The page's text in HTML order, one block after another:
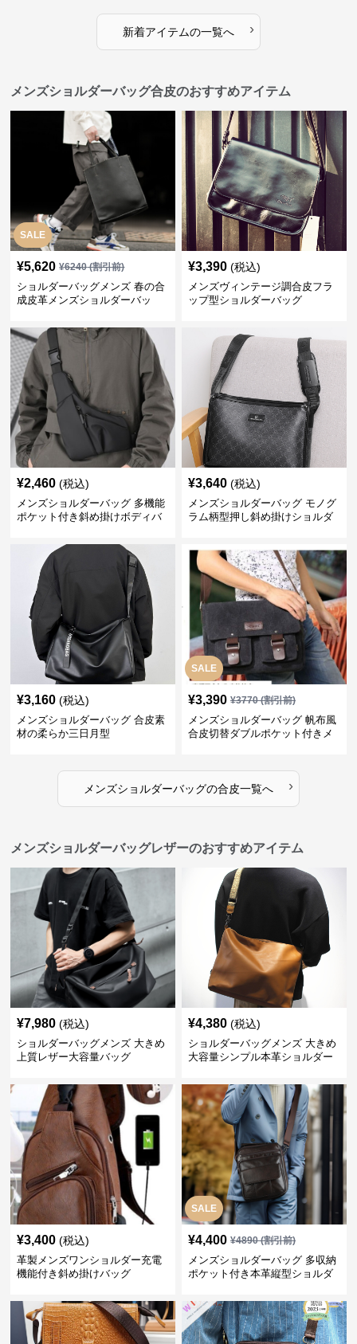
新着アイテムの一覧へ ›
メンズショルダーバッグ合皮のおすすめアイテム
SALE
¥5,620 ¥6240(割引前)
ショルダーバッグメンズ 春の合
成皮革メンズショルダーバッ
¥3,390 (税込)
メンズヴィンテージ調合皮フラ
ップ型ショルダーバッグ
¥2,460 (税込)
メンズショルダーバッグ 多機能
ポケット付き斜め掛けボディバ
¥3,640 (税込)
メンズショルダーバッグ モノグ
ラム柄型押し斜め掛けショルダ
¥3,160 (税込)
メンズショルダーバッグ 合皮素
材の柔らか三日月型
SALE
¥3,390 ¥3770(割引前)
メンズショルダーバッグ 帆布風
合皮切替ダブルポケット付きメ
メンズショルダーバッグの合皮一覧へ ›
メンズショルダーバッグレザーのおすすめアイテム
¥7,980 (税込)
ショルダーバッグメンズ 大きめ
上質レザー大容量バッグ
¥4,380 (税込)
ショルダーバッグメンズ 大きめ
大容量シンプル本革ショルダー
¥3,400 (税込)
革製メンズワンショルダー充電
機能付き斜め掛けバッグ
SALE
¥4,400 ¥4890(割引前)
メンズショルダーバッグ 多収納
ポケット付き本革縦型ショルダ